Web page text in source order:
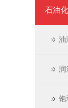
石油
油
润
饱